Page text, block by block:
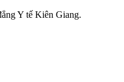
Y tế Kiên Giang.